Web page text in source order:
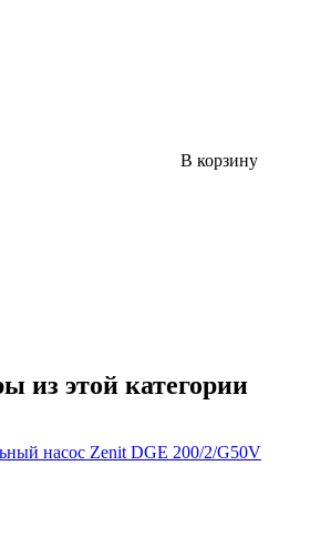
В корзину
из этой категории